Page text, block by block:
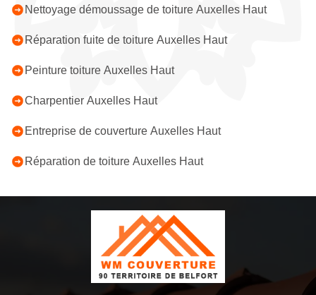
Nettoyage démoussage de toiture Auxelles Haut
Réparation fuite de toiture Auxelles Haut
Peinture toiture Auxelles Haut
Charpentier Auxelles Haut
Entreprise de couverture Auxelles Haut
Réparation de toiture Auxelles Haut